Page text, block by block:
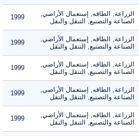
الزراعة, الطاقه, إستعمال الأراضي,
الصناعة والتصنيع, التنقل والنقل
1999
الزراعة, الطاقه, إستعمال الأراضي,
الصناعة والتصنيع, التنقل والنقل
1999
الزراعة, الطاقه, إستعمال الأراضي,
الصناعة والتصنيع, التنقل والنقل
1999
الزراعة, الطاقه, إستعمال الأراضي,
الصناعة والتصنيع, التنقل والنقل
1999
الزراعة, الطاقه, إستعمال الأراضي,
الصناعة والتصنيع, التنقل والنقل
1999